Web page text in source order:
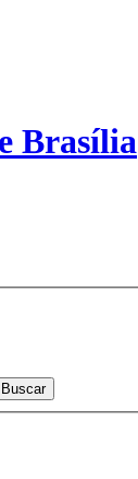
Brasília
Buscar